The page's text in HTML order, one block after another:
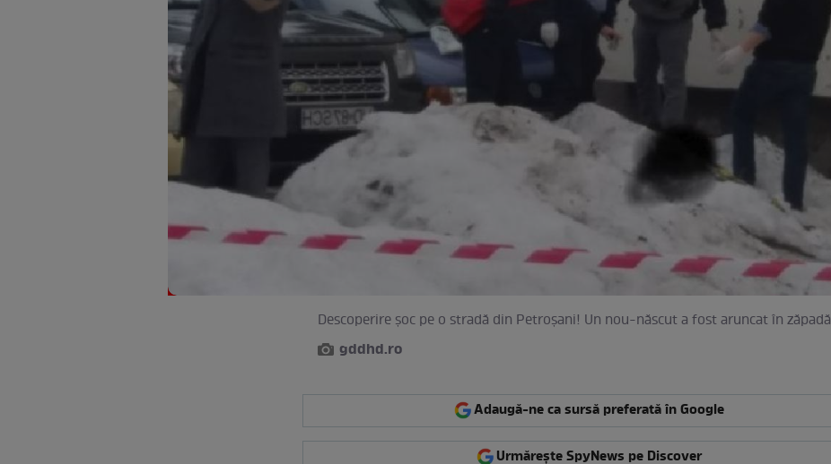
Descoperire şoc pe o stradă din Petroşani! Un nou-născut a fost aruncat în zăpadă
gddhd.ro
Adaugă-ne ca sursă preferată în Google
Urmărește SpyNews pe Discover